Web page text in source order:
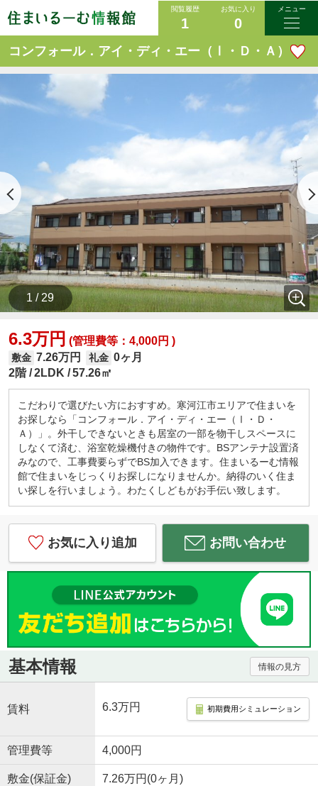
閲覧履歴
1
お気に入り
0
メニュー
コンフォール．アイ・ディ・エー（Ⅰ・Ｄ・Ａ）
1 / 29
6.3万円 (管理費等：4,000円 )
敷金 7.26万円 礼金 0ヶ月
2階 2LDK 57.26㎡
こだわりで選びたい方におすすめ。寒河江市エリアで住まいを
お探しなら「コンフォール．アイ・ディ・エー（Ⅰ・Ｄ・
Ａ）」。外干しできないときも居室の一部を物干しスペースに
しなくて済む、浴室乾燥機付きの物件です。BSアンテナ設置済
みなので、工事費要らずでBS加入できます。住まいるーむ情報
館で住まいをじっくりお探しになりませんか。納得のいく住ま
い探しを行いましょう。わたくしどもがお手伝い致します。
お気に入り追加 お問い合わせ
基本情報 情報の見方
賃料 6.3万円 初期費用シミュレーション
管理費等 4,000円
敷金(保証金) 7.26万円(0ヶ月)